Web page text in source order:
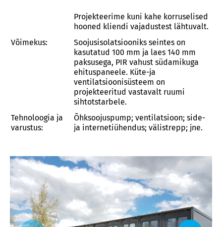
Projekteerime kuni kahe korruselised
hooned kliendi vajadustest lähtuvalt.
Võimekus:
Soojusisolatsiooniks seintes on
kasutatud 100 mm ja laes 140 mm
paksusega, PIR vahust südamikuga
ehituspaneele. Küte-ja
ventilatsioonisüsteem on
projekteeritud vastavalt ruumi
sihtotstarbele.
Tehnoloogia ja
varustus:
Õhksoojuspump; ventilatsioon; side-
ja internetiühendus; välistrepp; jne.